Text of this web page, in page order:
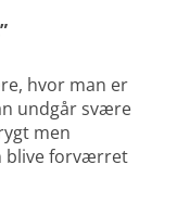
hvor man er
undgår svære
men
blive forværret